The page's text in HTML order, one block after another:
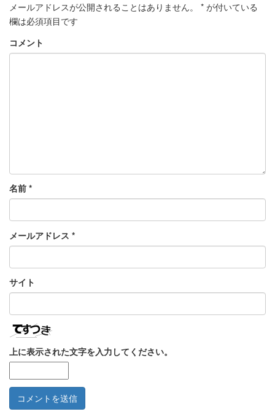
メールアドレスが公開されることはありません。 * が付いている
欄は必須項目です
コメント
名前 *
メールアドレス *
サイト
上に表示された文字を入力してください。